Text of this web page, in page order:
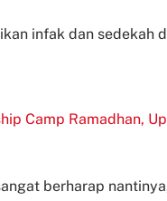
infak dan sedekah
Camp Ramadhan,
berharap